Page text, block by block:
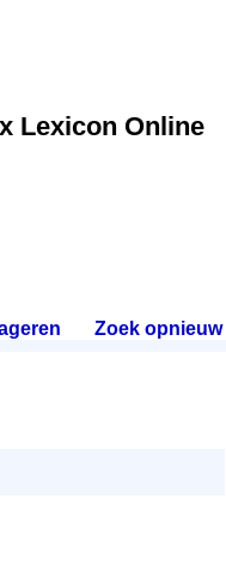
Lexicon Online
Zoek opnieuw.